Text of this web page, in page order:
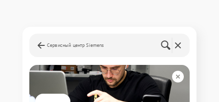
Сервисный центр Siemens